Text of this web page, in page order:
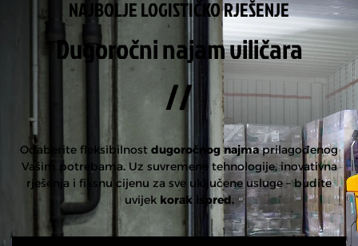
NAJBOLJE LOGISTIČKO RJEŠENJE
Dugoročni najam viličara
//
Odaberite fleksibilnost dugoročnog najmaprilagođenog
Vašim potrebama.Uz suvremene tehnologije, inovativna
rješenja i fiksnu cijenu za sve uključene usluge – budite
uvijekkorak ispred.